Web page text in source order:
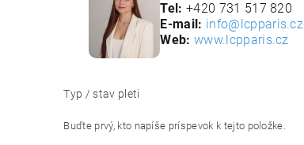
Tel: +420 731 517 820
E-mail: info@lcpparis.cz
Web: www.lcpparis.cz
Typ / stav pleti
Buďte prvý, kto napíše príspevok k tejto položke.